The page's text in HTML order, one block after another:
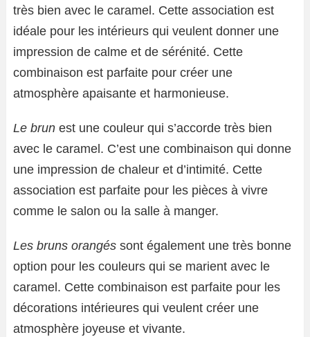
très bien avec le caramel. Cette association est
idéale pour les intérieurs qui veulent donner une
impression de calme et de sérénité. Cette
combinaison est parfaite pour créer une
atmosphère apaisante et harmonieuse.
Le brun est une couleur qui s’accorde très bien
avec le caramel. C’est une combinaison qui donne
une impression de chaleur et d’intimité. Cette
association est parfaite pour les pièces à vivre
comme le salon ou la salle à manger.
Les bruns orangés sont également une très bonne
option pour les couleurs qui se marient avec le
caramel. Cette combinaison est parfaite pour les
décorations intérieures qui veulent créer une
atmosphère joyeuse et vivante.